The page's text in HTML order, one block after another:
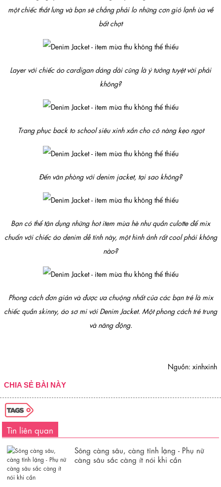
một chiếc thắt lưng và bạn sẽ chẳng phải lo những cơn gió lạnh ùa về
bất chợt
Layer với chiếc áo cardigan dáng dài cũng là ý tưởng tuyệt vời phải
không?
Trang phục back to school siêu xinh xắn cho cô nàng kẹo ngọt
Đến văn phòng với denim jacket, tại sao không?
Bạn có thể tận dụng những hot item mùa hè như quần culotte để mix
chuẩn với chiếc áo denim dễ tính này, một hình ảnh rất cool phải không
nào?
Phong cách đơn giản và được ưa chuộng nhất của các bạn trẻ là mix
chiếc quần skinny, áo sơ mi với Denim Jacket. Một phong cách trẻ trung
và năng động.
Nguồn: xinhxinh
CHIA SẺ BÀI NÀY
Tin liên quan
Sông càng sâu, càng tĩnh lặng - Phụ nữ
càng sâu sắc càng ít nói khi cần